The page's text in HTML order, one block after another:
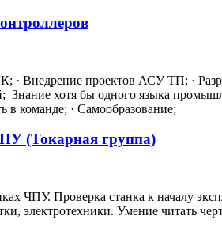
· Внедрение проектов АСУ ТП; ·
Знание хотя бы одного языка
в команде; · Самообразование;
(Токарная группа)
ЧПУ. Проверка станка к началу
электротехники. Умение читать